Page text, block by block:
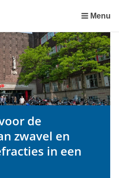
Menu
de
zwavel en
in een